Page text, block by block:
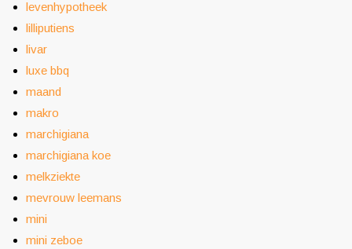
levenhypotheek
lilliputiens
livar
luxe bbq
maand
makro
marchigiana
marchigiana koe
melkziekte
mevrouw leemans
mini
mini zeboe